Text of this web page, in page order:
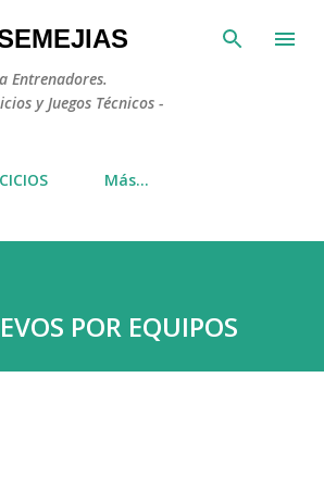
Ir al contenido principal
Entrenadores.
y Juegos Técnicos -
Más…
POR EQUIPOS